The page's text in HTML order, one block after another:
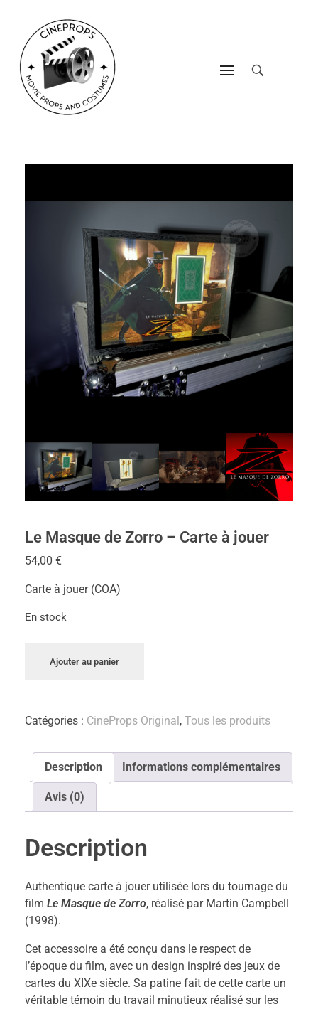
Le Masque de Zorro – Carte à jouer
54,00 €
Carte à jouer (COA)
En stock
Ajouter au panier
Catégories : CineProps Original, Tous les produits
Description Informations complémentaires
Avis (0)
Description
Authentique carte à jouer utilisée lors du tournage du
film Le Masque de Zorro, réalisé par Martin Campbell
(1998).
Cet accessoire a été conçu dans le respect de
l’époque du film, avec un design inspiré des jeux de
cartes du XIXe siècle. Sa patine fait de cette carte un
véritable témoin du travail minutieux réalisé sur les